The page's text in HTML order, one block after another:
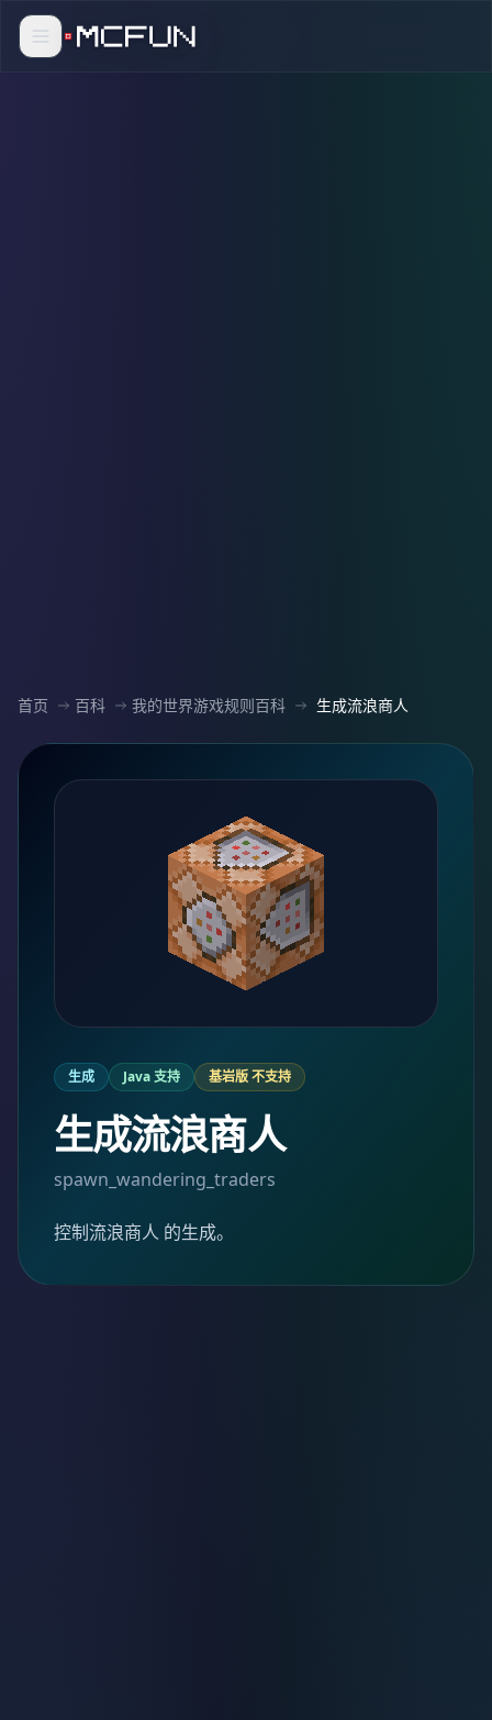
首页 百科 我的世界游戏规则百科 生成流浪商人
生成 Java 支持 基岩版 不支持
生成流浪商人
spawn_wandering_traders
控制流浪商人 的生成。